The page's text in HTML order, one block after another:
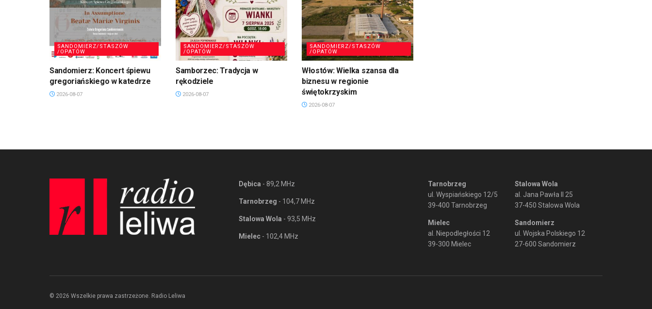
SANDOMIERZ/STASZÓW
/OPATÓW
Sandomierz: Koncert śpiewu
gregoriańskiego w katedrze
2026-08-07
SANDOMIERZ/STASZÓW
/OPATÓW
Samborzec: Tradycja w
rękodziele
2026-08-07
SANDOMIERZ/STASZÓW
/OPATÓW
Włostów: Wielka szansa dla
biznesu w regionie
świętokrzyskim
2026-08-07
Dębica - 89,2 MHz
Tarnobrzeg - 104,7 MHz
Stalowa Wola - 93,5 MHz
Mielec - 102,4 MHz
Tarnobrzeg
ul. Wyspiańskiego 12/5
39-400 Tarnobrzeg
Mielec
al. Niepodległości 12
39-300 Mielec
Stalowa Wola
al. Jana Pawła II 25
37-450 Stalowa Wola
Sandomierz
ul. Wojska Polskiego 12
27-600 Sandomierz
© 2026 Wszelkie prawa zastrzeżone. Radio Leliwa